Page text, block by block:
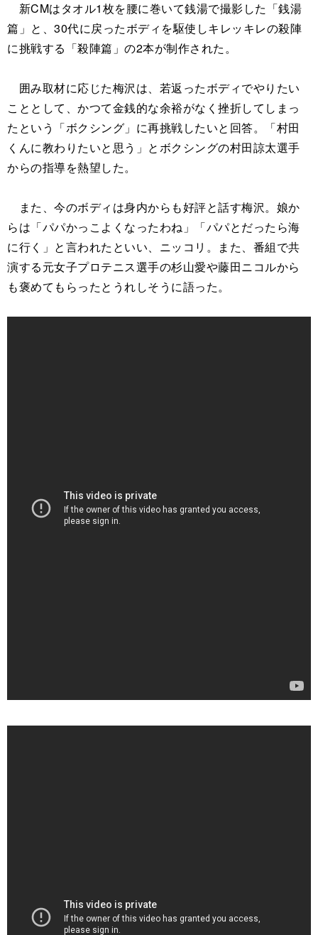
新CMはタオル1枚を腰に巻いて銭湯で撮影した「銭湯
篇」と、30代に戻ったボディを駆使しキレッキレの殺陣
に挑戦する「殺陣篇」の2本が制作された。
囲み取材に応じた梅沢は、若返ったボディでやりたい
こととして、かつて金銭的な余裕がなく挫折してしまっ
たという「ボクシング」に再挑戦したいと回答。「村田
くんに教わりたいと思う」とボクシングの村田諒太選手
からの指導を熱望した。
また、今のボディは身内からも好評と話す梅沢。娘か
らは「パパかっこよくなったわね」「パパとだったら海
に行く」と言われたといい、ニッコリ。また、番組で共
演する元女子プロテニス選手の杉山愛や藤田ニコルから
も褒めてもらったとうれしそうに語った。